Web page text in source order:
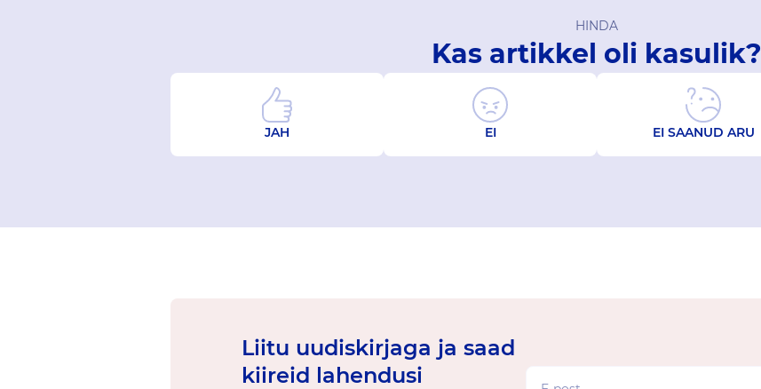
HINDA
Kas artikkel oli kasulik?
JAH EI EI SAANUD ARU
Liitu uudiskirjaga ja saad
kiireid lahendusi